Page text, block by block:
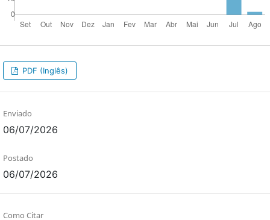
PDF (Inglês)
Enviado
06/07/2026
Postado
06/07/2026
Como Citar